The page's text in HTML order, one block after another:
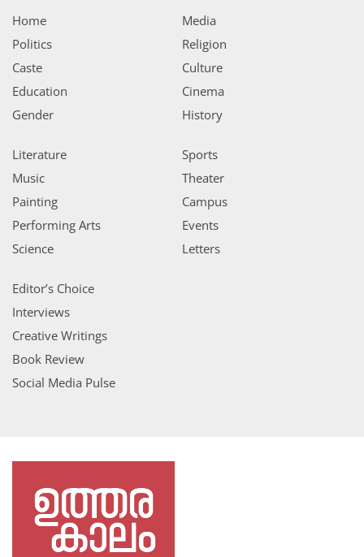
Home
Politics
Caste
Education
Gender
Media
Religion
Culture
Cinema
History
Literature
Music
Painting
Performing Arts
Science
Sports
Theater
Campus
Events
Letters
Editor’s Choice
Interviews
Creative Writings
Book Review
Social Media Pulse